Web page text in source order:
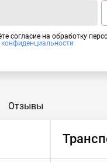
согласие на обработку
Отзывы